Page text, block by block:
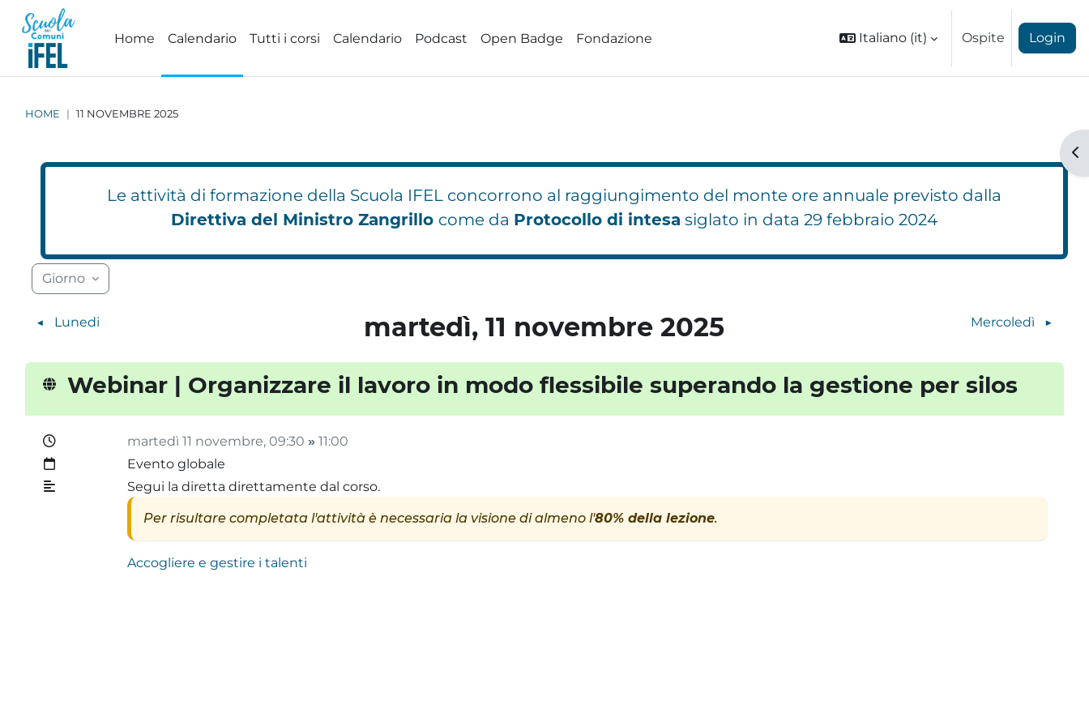
Vai al contenuto principale
Home
Calendario Tutti i corsi Calendario Podcast Open Badge Fondazione Italiano ‎(it)‎ Ospite Login
HOME 11 NOVEMBRE 2025
Le attività di formazione della Scuola IFEL concorrono al raggiungimento del monte ore annuale previsto dalla
Direttiva del Ministro Zangrillo come da Protocollo di intesa siglato in data 29 febbraio 2024
Blocchi
Blocchi
Blocchi
Blocchi
Blocchi
Blocchi
Blocchi
Blocchi
Blocchi
Blocchi
Blocchi
Blocchi
Giorno
◀︎ Lunedi martedì, 11 novembre 2025 Mercoledì ▶︎
Webinar | Organizzare il lavoro in modo flessibile superando la gestione per silos
martedì 11 novembre, 09:30 » 11:00
Evento globale
Segui la diretta direttamente dal corso.
Per risultare completata l'attività è necessaria la visione di almeno l'80% della lezione.
Accogliere e gestire i talenti